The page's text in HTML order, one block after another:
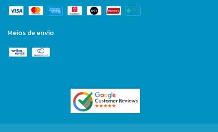
Meios de envio